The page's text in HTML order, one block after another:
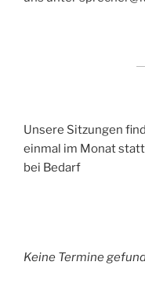
Unsere Sitzungen
einmal im Monat
bei Bedarf
Keine Termine